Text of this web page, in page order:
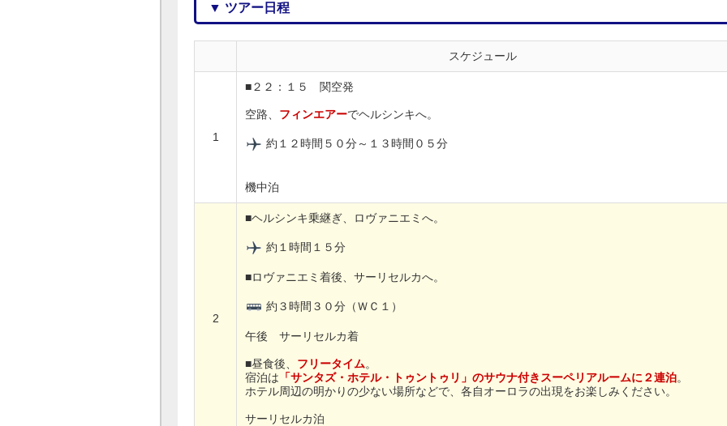
▼ ツアー日程
スケジュール
1
■２２：１５ 関空発
空路、 フィンエアーでヘルシンキへ。
約１２時間５０分～１３時間０５分
機中泊
2
■ヘルシンキ乗継ぎ、ロヴァニエミへ。
約１時間１５分
■ロヴァニエミ着後、サーリセルカへ。
約３時間３０分（ＷＣ１）
午後 サーリセルカ着
■昼食後、 フリータイム。
宿泊は 「サンタズ・ホテル・トゥントゥリ」のサウナ付きスーペリアルームに２連泊。
ホテル周辺の明かりの少ない場所などで、各自オーロラの出現をお楽しみください。
サーリセルカ泊